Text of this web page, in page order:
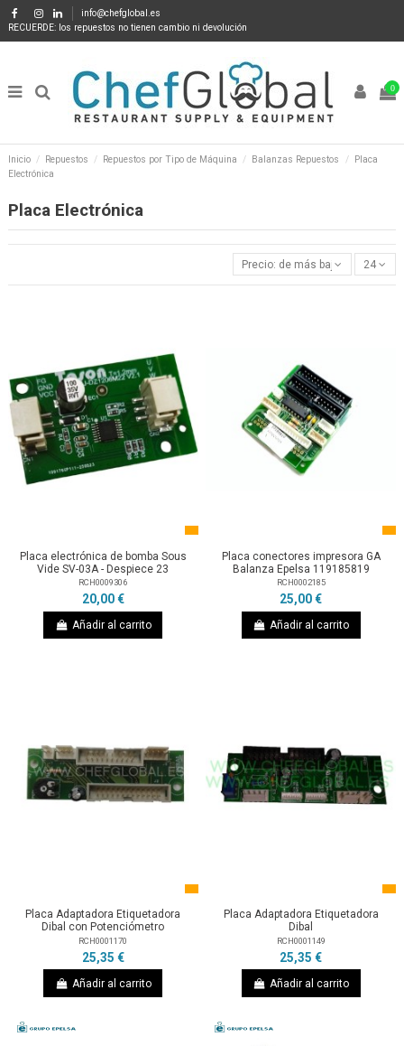
info@chefglobal.es
RECUERDE: los repuestos no tienen cambio ni devolución
0
Inicio Repuestos Repuestos por Tipo de Máquina Balanzas Repuestos
Placa
Electrónica
Placa Electrónica
Precio: de más bajo a más alto
24
Placa electrónica de bomba Sous
Vide SV-03A - Despiece 23
RCH0009306
20,00 €
Añadir al carrito
Placa conectores impresora GA
Balanza Epelsa 119185819
RCH0002185
25,00 €
Añadir al carrito
Placa Adaptadora Etiquetadora
Dibal con Potenciómetro
RCH0001170
25,35 €
Añadir al carrito
Placa Adaptadora Etiquetadora
Dibal
RCH0001149
25,35 €
Añadir al carrito